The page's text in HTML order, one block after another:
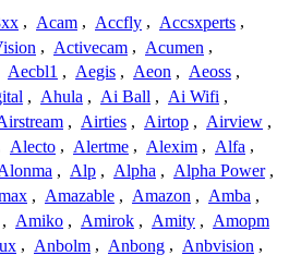
, Acam , Accfly , Accsxperts ,
, Activecam , Acumen ,
Aecbl1 , Aegis , Aeon , Aeoss ,
, Ahula , Ai Ball , Ai Wifi ,
, Airties , Airtop , Airview ,
Alecto , Alertme , Alexim , Alfa ,
, Alp , Alpha , Alpha Power ,
, Amazable , Amazon , Amba ,
, Amiko , Amirok , Amity , Amopm
, Anbolm , Anbong , Anbvision ,